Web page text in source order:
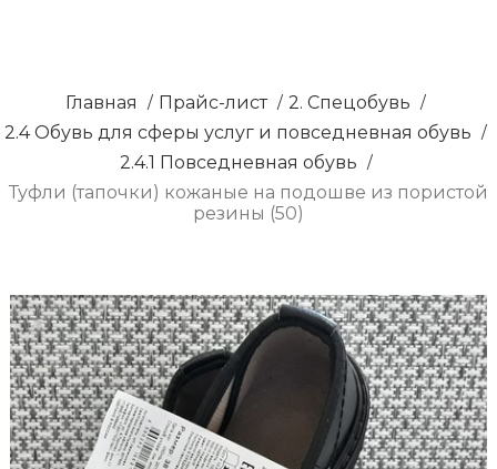
Главная / Прайс-лист / 2. Спецобувь /
2.4 Обувь для сферы услуг и повседневная обувь /
2.4.1 Повседневная обувь /
Туфли (тапочки) кожаные на подошве из пористой
резины (50)